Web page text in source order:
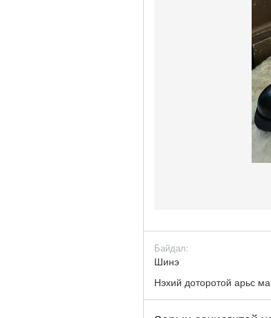
Байдал:
Шинэ
Нэхий доторотой арьс